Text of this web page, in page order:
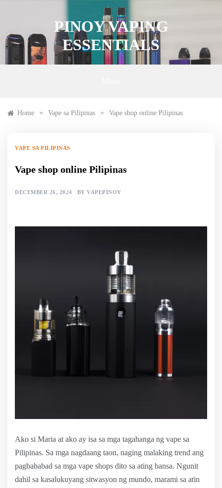
PINOY VAPING
ESSENTIALS
Home » Vape sa Pilipinas » Vape shop online Pilipinas
VAPE SA PILIPINAS
Vape shop online Pilipinas
DECEMBER 26, 2024 BY VAPEPINOY
Ako si Maria at ako ay isa sa mga tagahanga ng vape sa
Pilipinas. Sa mga nagdaang taon, naging malaking trend ang
pagbababad sa mga vape shops dito sa ating bansa. Ngunit
dahil sa kasalukuyang sitwasyon ng mundo, marami sa atin